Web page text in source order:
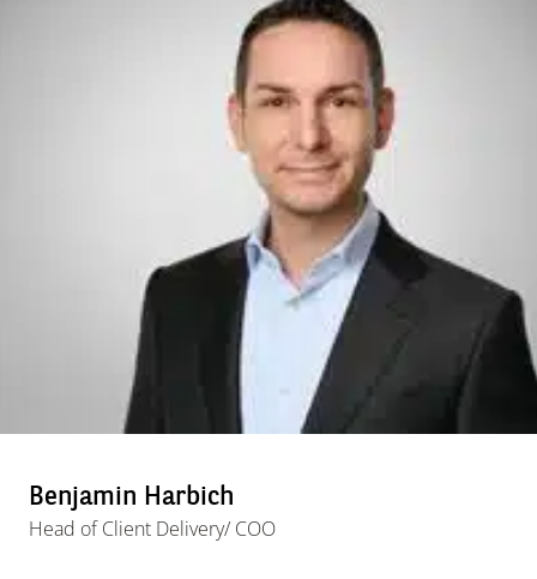
Benjamin Harbich
Head of Client Delivery/ COO